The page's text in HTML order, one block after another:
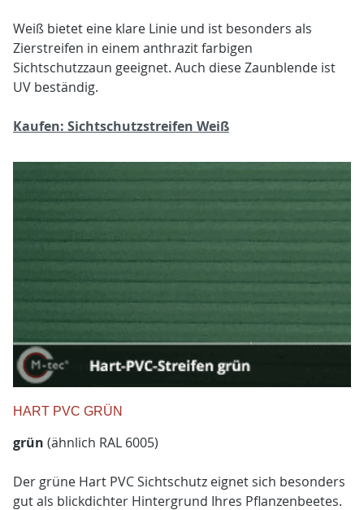
Weiß bietet eine klare Linie und ist besonders als
Zierstreifen in einem anthrazit farbigen
Sichtschutzzaun geeignet. Auch diese Zaunblende ist
UV beständig.
Kaufen: Sichtschutzstreifen Weiß
HART PVC GRÜN
grün (ähnlich RAL 6005)
Der grüne Hart PVC Sichtschutz eignet sich besonders
gut als blickdichter Hintergrund Ihres Pflanzenbeetes.